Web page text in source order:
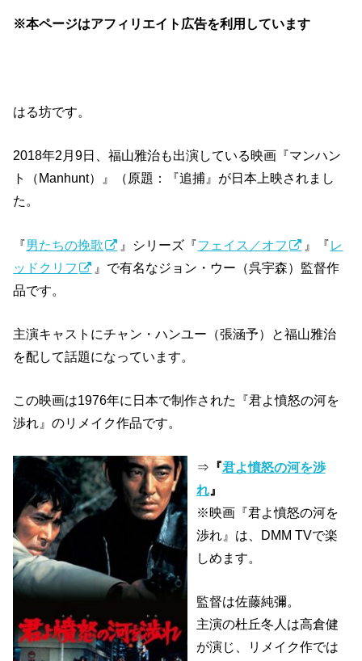
※本ページはアフィリエイト広告を利用しています
はる坊です。
2018年2月9日、福山雅治も出演している映画『マンハン
ト（Manhunt）』（原題：『追捕』が日本上映されまし
た。
『男たちの挽歌 』シリーズ『フェイス／オフ 』『レ
ッドクリフ
』で有名なジョン・ウー（呉宇森）監督作
品です。
主演キャストにチャン・ハンユー（張涵予）と福山雅治
を配して話題になっています。
この映画は1976年に日本で制作された『君よ憤怒の河を
渉れ』のリメイク作品です。
⇒ 『君よ憤怒の河を渉
れ』
※映画『君よ憤怒の河を
渉れ』は、DMM TVで楽
しめます。
監督は佐藤純彌。
主演の杜丘冬人は高倉健
が演じ、リメイク作では